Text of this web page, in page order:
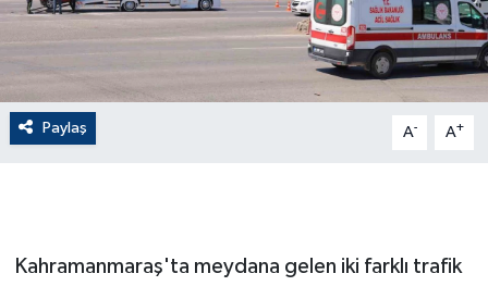
Paylaş A- A+
Kahramanmaraş'ta meydana gelen iki farklı trafik
EĞİTİM
EKONOMİ
English News